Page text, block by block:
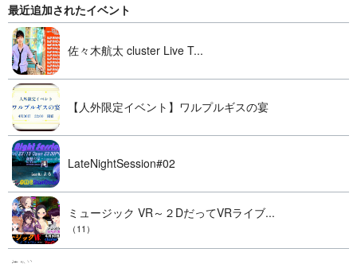
最近追加されたイベント
佐々木航太 cluster Live T...
【人外限定イベント】ワルプルギスの宴
LateNightSession#02
ミュージック VR～２DだってVRライブ...
（11）